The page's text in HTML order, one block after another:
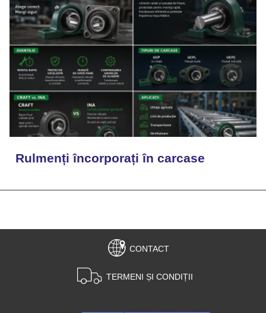
Rulmenți încorporați în carcase
CONTACT
TERMENI ȘI CONDIȚII